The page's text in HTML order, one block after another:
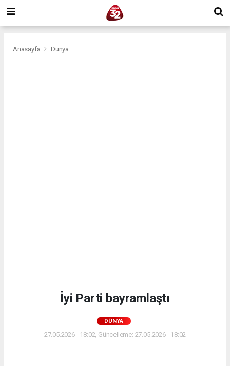
Anasayfa Dünya
İyi Parti bayramlaştı
DÜNYA
27.05.2026 - 18:02, Güncelleme: 27.05.2026 - 18:02